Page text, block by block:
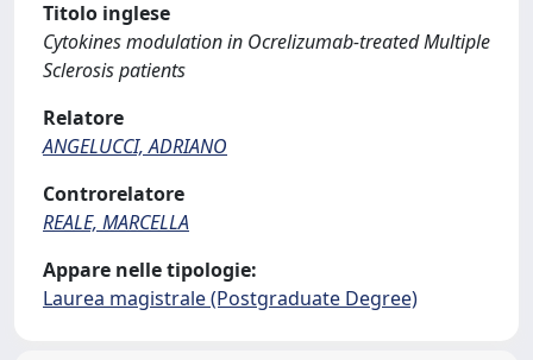
Titolo inglese
Cytokines modulation in Ocrelizumab-treated Multiple
Sclerosis patients
Relatore
ANGELUCCI, ADRIANO
Controrelatore
REALE, MARCELLA
Appare nelle tipologie:
Laurea magistrale (Postgraduate Degree)